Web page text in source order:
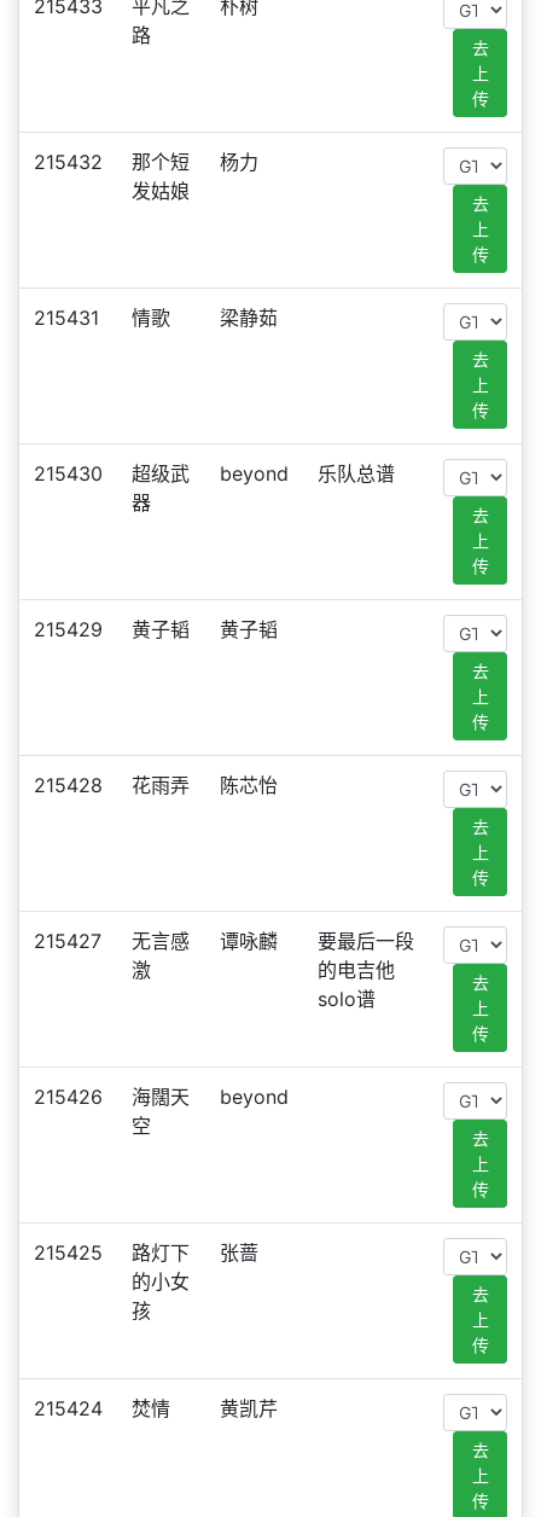
215433
平凡之
路
朴树
去
上
传
215432
那个短
发姑娘
杨力
去
上
传
215431 情歌 梁静茹
去
上
传
215430
超级武
器
beyond 乐队总谱
去
上
传
215429 黄子韬 黄子韬
去
上
传
215428 花雨弄 陈芯怡
去
上
传
215427
无言感
激
谭咏麟
要最后一段
的电吉他
solo谱
去
上
传
215426
海闊天
空
beyond
去
上
传
215425
路灯下
的小女
孩
张蔷
去
上
传
215424 焚情 黄凯芹
去
上
传